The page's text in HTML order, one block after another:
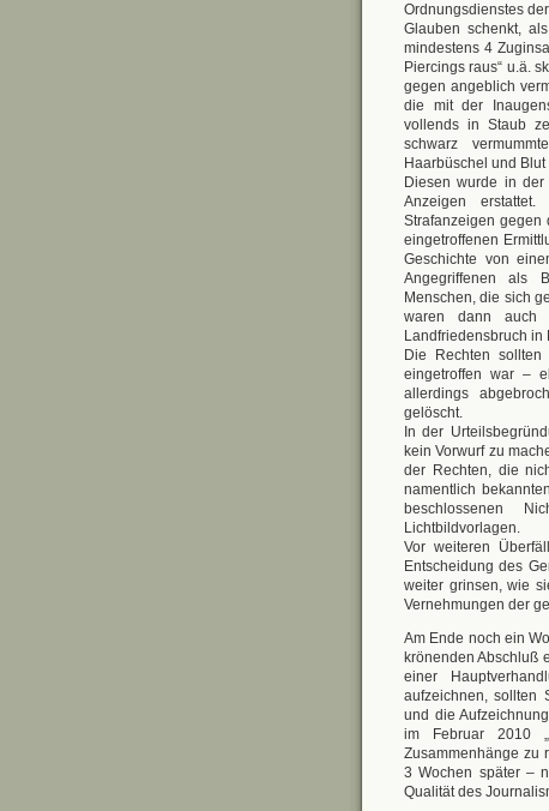
Ordnungsdienstes
Glauben schenkt,
mindestens 4
Piercings raus“ u.ä.
gegen angeblich
die mit der
vollends in Staub
schwarz
Haarbüschel und
Diesen wurde in
Anzeigen
Strafanzeigen gegen
eingetroffenen
Geschichte von
Angegriffenen als
Menschen, die sich
waren dann auch
Landfriedensbruch in
Die Rechten
eingetroffen war –
allerdings
gelöscht.
In der
kein Vorwurf zu
der Rechten, die
namentlich
beschlossenen
Lichtbildvorlagen.
Vor weiteren
Entscheidung des
weiter grinsen, wie
Vernehmungen der
Am Ende noch ein
krönenden Abschluß
einer
aufzeichnen, sollten
und die
im Februar 2010
Zusammenhänge zu
3 Wochen später –
Qualität des